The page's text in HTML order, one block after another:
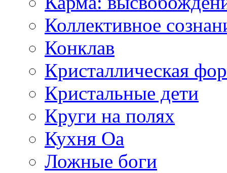
Коллективное
Конклав
Кристаллическая
Кристальные дети
Круги на полях
Кухня Оа
Ложные боги